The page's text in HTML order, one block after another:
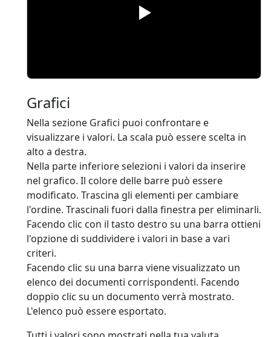
Grafici
Nella sezione Grafici puoi confrontare e
visualizzare i valori. La scala può essere scelta in
alto a destra.
Nella parte inferiore selezioni i valori da inserire
nel grafico. Il colore delle barre può essere
modificato. Trascina gli elementi per cambiare
l'ordine. Trascinali fuori dalla finestra per eliminarli.
Facendo clic con il tasto destro su una barra ottieni
l'opzione di suddividere i valori in base a vari
criteri.
Facendo clic su una barra viene visualizzato un
elenco dei documenti corrispondenti. Facendo
doppio clic su un documento verrà mostrato.
L'elenco può essere esportato.